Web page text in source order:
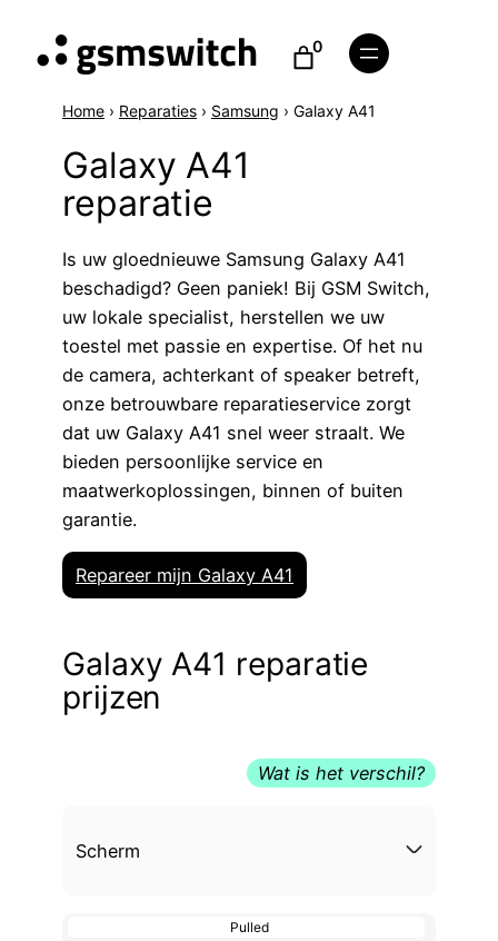
0
Home › Reparaties › Samsung › Galaxy A41
Galaxy A41
reparatie
Is uw gloednieuwe Samsung Galaxy A41
beschadigd? Geen paniek! Bij GSM Switch,
uw lokale specialist, herstellen we uw
toestel met passie en expertise. Of het nu
de camera, achterkant of speaker betreft,
onze betrouwbare reparatieservice zorgt
dat uw Galaxy A41 snel weer straalt. We
bieden persoonlijke service en
maatwerkoplossingen, binnen of buiten
garantie.
Repareer mijn Galaxy A41
Galaxy A41 reparatie
prijzen
Wat is het verschil?
Scherm
Pulled